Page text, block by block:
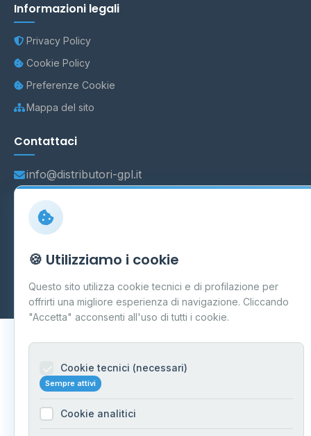
Informazioni legali
Privacy Policy
Cookie Policy
Preferenze Cookie
Mappa del sito
Contattaci
info@distributori-gpl.it
Carpi P.IVA 03859300364
Dati forniti daMinistero delle Imprese e del Made in Italy
Aggiornamento quotidiano
🍪 Utilizziamo i cookie
Questo sito utilizza cookie tecnici e di profilazione per
offrirti una migliore esperienza di navigazione. Cliccando
"Accetta" acconsenti all'uso di tutti i cookie.
Cookie tecnici (necessari)
Sempre attivi
Cookie analitici